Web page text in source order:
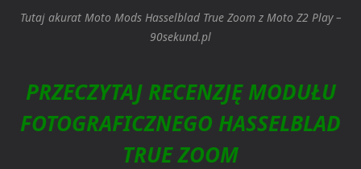
Tutaj akurat Moto Mods Hasselblad True Zoom z Moto Z2 Play –
90sekund.pl
PRZECZYTAJ RECENZJĘ MODUŁU
FOTOGRAFICZNEGO HASSELBLAD
TRUE ZOOM